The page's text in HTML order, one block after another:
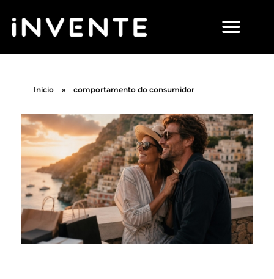
Início » comportamento do consumidor